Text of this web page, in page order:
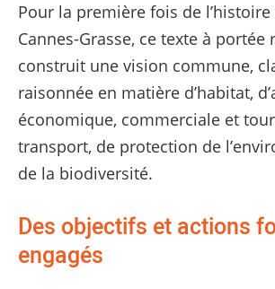
Pour la première fois de
Cannes-Grasse, ce texte à
construit une vision commune,
raisonnée en matière d’habitat,
économique, commerciale et
transport, de protection de
de la biodiversité.
Des objectifs et actions
engagés